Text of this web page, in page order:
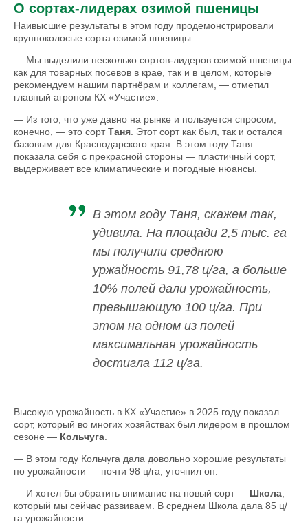
О сортах-лидерах озимой пшеницы
Наивысшие результаты в этом году продемонстрировали
крупноколосые сорта озимой пшеницы.
— Мы выделили несколько сортов-лидеров озимой пшеницы
как для товарных посевов в крае, так и в целом, которые
рекомендуем нашим партнёрам и коллегам, — отметил
главный агроном КХ «Участие».
— Из того, что уже давно на рынке и пользуется спросом,
конечно, — это сортТаня . Этот сорт как был, так и остался
базовым для Краснодарского края. В этом году Таня
показала себя с прекрасной стороны — пластичный сорт,
выдерживает все климатические и погодные нюансы.
В этом году Таня, скажем так,
удивила. На площади 2,5 тыс. га
мы получили среднюю
уржайность 91,78 ц/га, а больше
10% полей дали урожайность,
превышающую 100 ц/га. При
этом на одном из полей
максимальная урожайность
достигла 112 ц/га.
Высокую урожайность в КХ «Участие» в 2025 году показал
сорт, который во многих хозяйствах был лидером в прошлом
сезоне — Кольчуга
— В этом году Кольчуга дала довольно хорошие результаты
по урожайности — почти 98 ц/га, уточнил он.
— И хотел бы обратить внимание на новый сорт — Школа
который мы сейчас развиваем. В среднем Школа дала 85 ц/
га урожайности.